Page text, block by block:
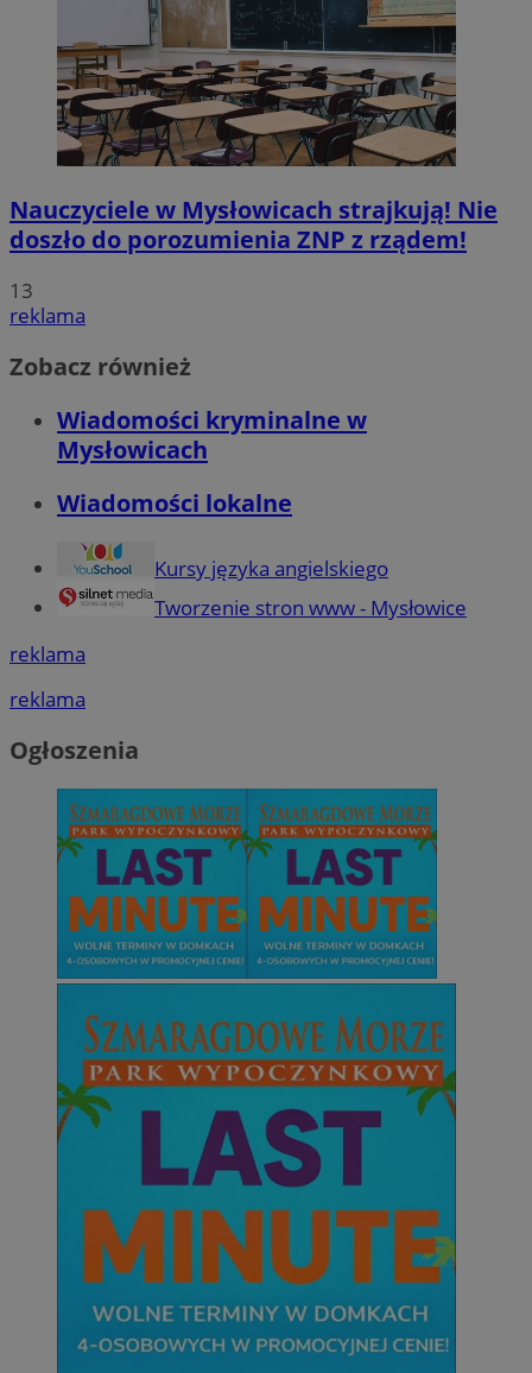
Nauczyciele w Mysłowicach strajkują! Nie
doszło do porozumienia ZNP z rządem!
13
reklama
Zobacz również
Wiadomości kryminalne w
Mysłowicach
Wiadomości lokalne
Kursy języka angielskiego
Tworzenie stron www - Mysłowice
reklama
reklama
Ogłoszenia